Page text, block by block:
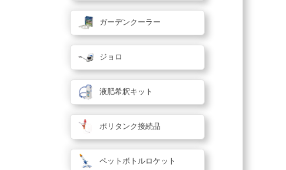
ガーデンクーラー
ジョロ
液肥希釈キット
ポリタンク接続品
ペットボトルロケット